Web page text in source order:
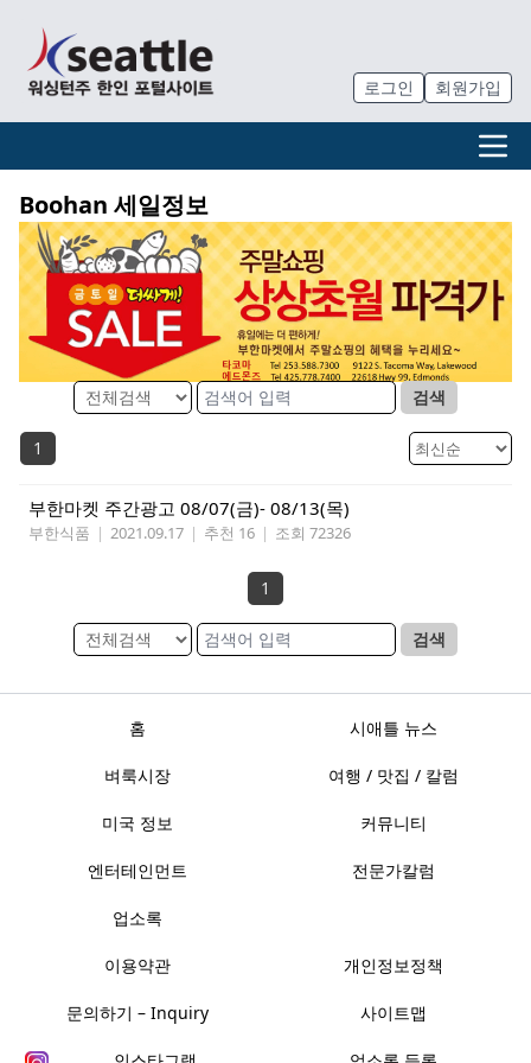
로그인 회원가입
Boohan 세일정보
검색
1
부한마켓 주간광고 08/07(금)- 08/13(목)
부한식품 | 2021.09.17 | 추천 16 | 조회 72326
1
검색
홈 시애틀 뉴스
벼룩시장 여행 / 맛집 / 칼럼
미국 정보 커뮤니티
엔터테인먼트 전문가칼럼
업소록
이용약관 개인정보정책
문의하기 – Inquiry 사이트맵